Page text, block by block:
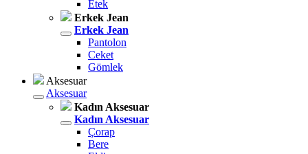
Etek
Erkek Jean
Erkek Jean
Pantolon
Ceket
Gömlek
Aksesuar
Aksesuar
Kadın Aksesuar
Kadın Aksesuar
Çorap
Bere